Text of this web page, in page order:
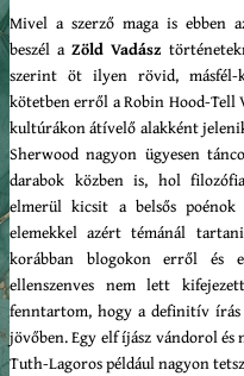
Mivel a szerző maga is ebben
beszél aZöld Vadász
szerint öt ilyen rövid, másfél-
kötetben erről a Robin Hood-
kultúrákon átívelő alakként
Sherwood nagyon ügyesen
darabok közben is, hol
elmerül kicsit a belsős poénok
elemekkel azért témánál
korábban blogokon erről és
ellenszenves nem lett
fenntartom, hogy a definitív
jövőben. Egy elf íjász vándorol
Tuth-Lagoros például nagyon